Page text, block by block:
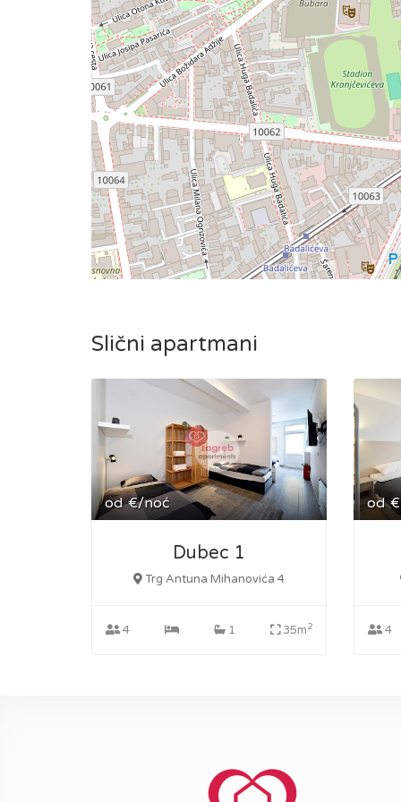
Slični apartmani
od €/noć
Dubec 1
Trg Antuna Mihanovića 4
4 1 35m2
od
4